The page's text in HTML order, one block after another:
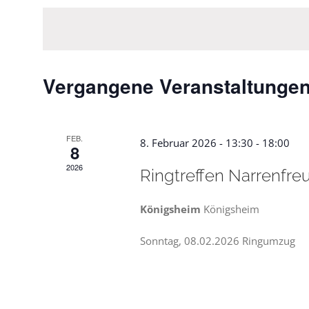
Vergangene
FEB.
8
2026
8. Februar 2026 - 13:30 - 18:00
Ringtreffen
Königsheim Königsheim
Sonntag, 08.02.2026 Ringumzug